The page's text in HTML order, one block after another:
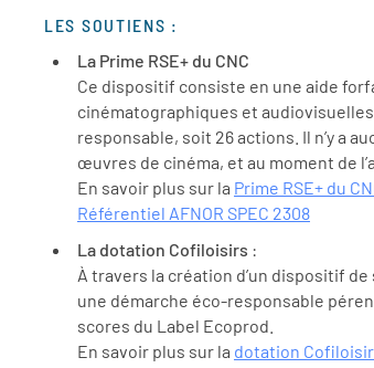
LES SOUTIENS :
La Prime RSE+ du CNC
Ce dispositif consiste en une aide
cinématographiques et
responsable, soit 26 actions. Il n’y a
œuvres de cinéma, et au moment de
En savoir plus sur la Prime RSE+ du
Référentiel AFNOR SPEC 2308
La dotation Cofiloisirs :
À travers la création d’un dispositif
une démarche éco-responsable
scores du Label Ecoprod.
En savoir plus sur la dotation